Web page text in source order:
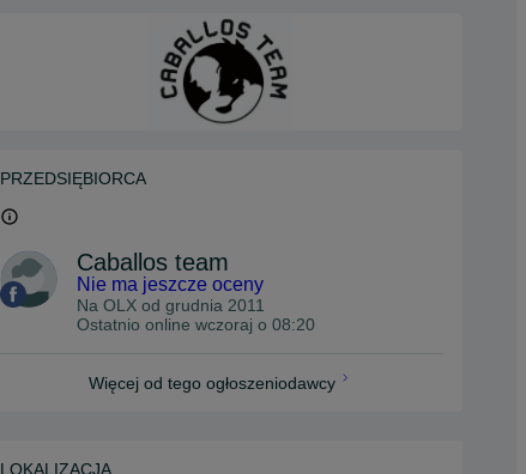
PRZEDSIĘBIORCA
Caballos team
Nie ma jeszcze oceny
Na OLX od grudnia 2011
Ostatnio online wczoraj o 08:20
Więcej od tego ogłoszeniodawcy
LOKALIZACJA